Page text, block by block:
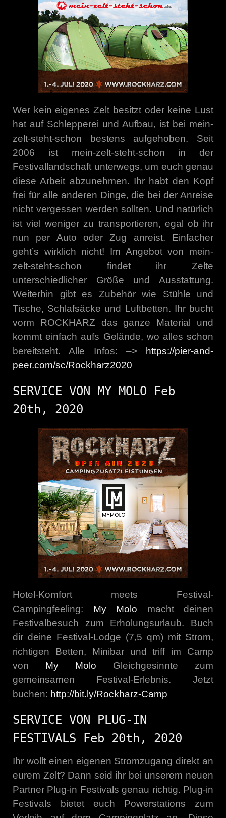
Wer kein eigenes Zelt besitzt oder keine Lust
hat auf Schlepperei und Aufbau, ist bei mein-
zelt-steht-schon bestens aufgehoben. Seit
2006 ist mein-zelt-steht-schon in der
Festivallandschaft unterwegs, um euch genau
diese Arbeit abzunehmen. Ihr habt den Kopf
frei für alle anderen Dinge, die bei der Anreise
nicht vergessen werden sollten. Und natürlich
ist viel weniger zu transportieren, egal ob ihr
nun per Auto oder Zug anreist. Einfacher
geht’s wirklich nicht! Im Angebot von mein-
zelt-steht-schon findet ihr Zelte
unterschiedlicher Größe und Ausstattung.
Weiterhin gibt es Zubehör wie Stühle und
Tische, Schlafsäcke und Luftbetten. Ihr bucht
vorm ROCKHARZ das ganze Material und
kommt einfach aufs Gelände, wo alles schon
bereitsteht. Alle Infos: –>
https://pier-and-
peer.com/sc/Rockharz2020
SERVICE VON MY MOLO Feb
20th, 2020
Hotel-Komfort meets Festival-
Campingfeeling: My Molo macht deinen
Festivalbesuch zum Erholungsurlaub. Buch
dir deine Festival-Lodge (7,5 qm) mit Strom,
richtigen Betten, Minibar und triff im Camp
von My Molo Gleichgesinnte zum
gemeinsamen Festival-Erlebnis. Jetzt
buchen: http://bit.ly/Rockharz-Camp
SERVICE VON PLUG-IN
FESTIVALS Feb 20th, 2020
Ihr wollt einen eigenen Stromzugang direkt an
eurem Zelt? Dann seid ihr bei unserem neuen
Partner Plug-in Festivals genau richtig. Plug-in
Festivals bietet euch Powerstations zum